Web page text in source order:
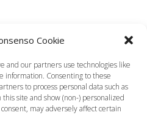
Cookie
and our partners use technologies like
information. Consenting to these
to process personal data such as
site and show (non-) personalized
may adversely affect certain
Primo bagno al mare
del neonato, i
consigli da seguire